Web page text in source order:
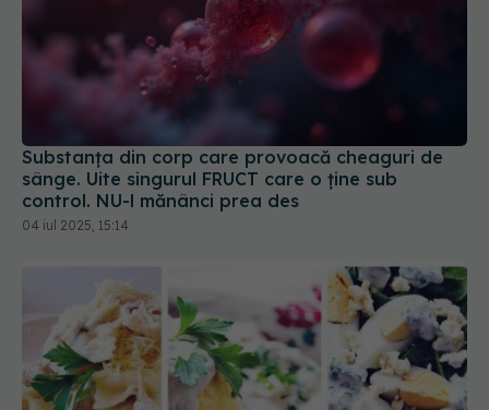
Substanța din corp care provoacă cheaguri de
sânge. Uite singurul FRUCT care o ține sub
control. NU-l mănânci prea des
04 iul 2025, 15:14